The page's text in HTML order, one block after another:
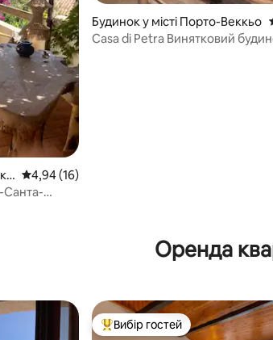
Середня оцінка: 4,94 з 5, відгуки: 16
4,94 (16)
Санта-
Будинок у місті Порто-Веккьо
Casa di Petra Винятковий
Оренда
Топ вибір гостей
Вибір гостей